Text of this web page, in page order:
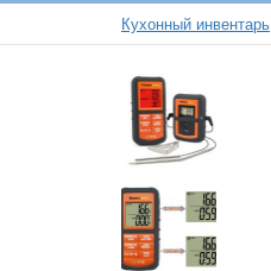
Кухонный инвентарь